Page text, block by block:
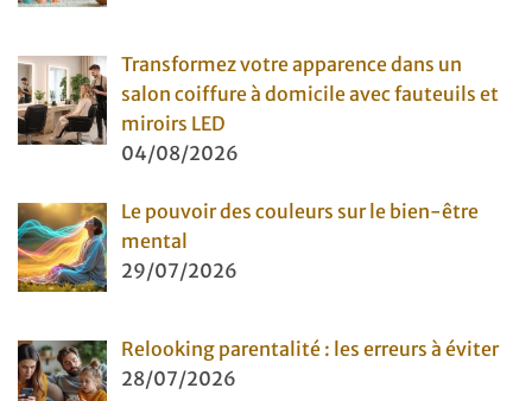
Transformez votre apparence dans un
salon coiffure à domicile avec fauteuils et
miroirs LED
04/08/2026
Le pouvoir des couleurs sur le bien-être
mental
29/07/2026
Relooking parentalité : les erreurs à éviter
28/07/2026